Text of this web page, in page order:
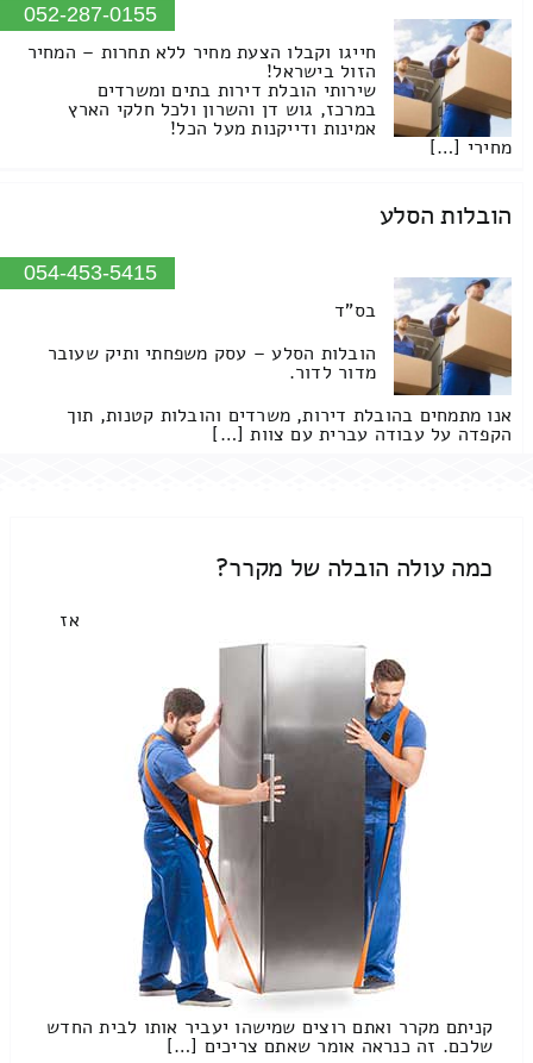
052-287-0155
חייגו וקבלו הצעת מחיר ללא תחרות – המחיר
הזול בישראל!
שירותי הובלת דירות בתים ומשרדים
במרכז, גוש דן והשרון ולכל חלקי הארץ
אמינות ודייקנות מעל הכל!
מחירי […]
הובלות הסלע
054-453-5415
בס"ד
הובלות הסלע – עסק משפחתי ותיק שעובר
מדור לדור.
אנו מתמחים בהובלת דירות, משרדים והובלות קטנות, תוך
הקפדה על עבודה עברית עם צוות […]
כמה עולה הובלה של מקרר?
אז
קניתם מקרר ואתם רוצים שמישהו יעביר אותו לבית החדש
שלכם. זה כנראה אומר שאתם צריכים […]